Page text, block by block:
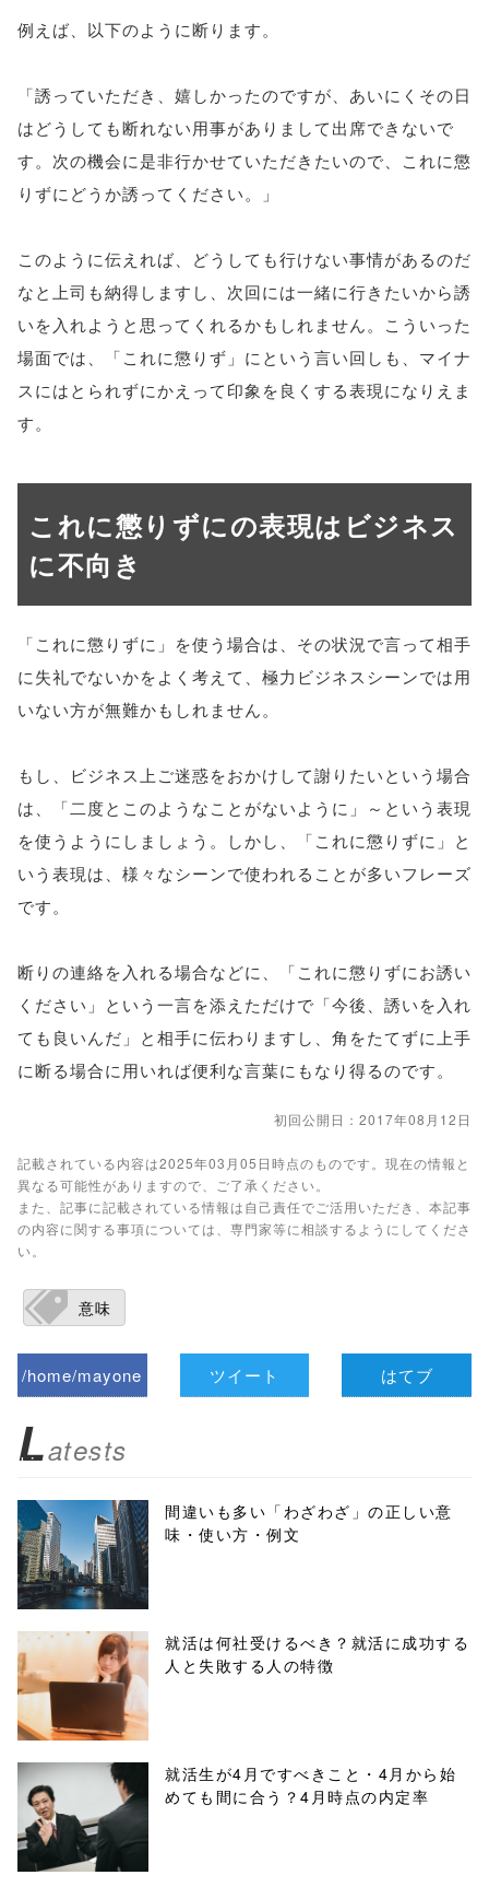
例えば、以下のように断ります。
「誘っていただき、嬉しかったのですが、あいにくその日
はどうしても断れない用事がありまして出席できないで
す。次の機会に是非行かせていただきたいので、これに懲
りずにどうか誘ってください。」
このように伝えれば、どうしても行けない事情があるのだ
なと上司も納得しますし、次回には一緒に行きたいから誘
いを入れようと思ってくれるかもしれません。こういった
場面では、「これに懲りず」にという言い回しも、マイナ
スにはとられずにかえって印象を良くする表現になりえま
す。
これに懲りずにの表現はビジネス
に不向き
「これに懲りずに」を使う場合は、その状況で言って相手
に失礼でないかをよく考えて、極力ビジネスシーンでは用
いない方が無難かもしれません。
もし、ビジネス上ご迷惑をおかけして謝りたいという場合
は、「二度とこのようなことがないように」～という表現
を使うようにしましょう。しかし、「これに懲りずに」と
いう表現は、様々なシーンで使われることが多いフレーズ
です。
断りの連絡を入れる場合などに、「これに懲りずにお誘い
ください」という一言を添えただけで「今後、誘いを入れ
ても良いんだ」と相手に伝わりますし、角をたてずに上手
に断る場合に用いれば便利な言葉にもなり得るのです。
初回公開日：2017年08月12日
記載されている内容は2025年03月05日時点のものです。現在の情報と
異なる可能性がありますので、ご了承ください。
また、記事に記載されている情報は自己責任でご活用いただき、本記事
の内容に関する事項については、専門家等に相談するようにしてくださ
い。
意味
/home/mayone
biz.jp/public_ht
ml/wp-
content/themes
/tapbiz_theme/
parts/sns-
buttons.php on
line10
/1001300"
onclick="windo
w.open(this.hre
ツイート はてブ
Latests
間違いも多い「わざわざ」の正しい意
味・使い方・例文
就活は何社受けるべき？就活に成功する
人と失敗する人の特徴
就活生が4月ですべきこと・4月から始
めても間に合う？4月時点の内定率